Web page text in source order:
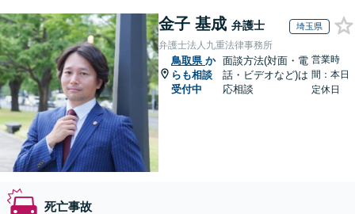
金子 基成 弁護士 埼玉県
弁護士法人九重法律事務所
鳥取県 か
らも相談
受付中
面談方法(対面・電
話・ビデオなど)は
応相談
営業時
間：本日
定休日
死亡事故